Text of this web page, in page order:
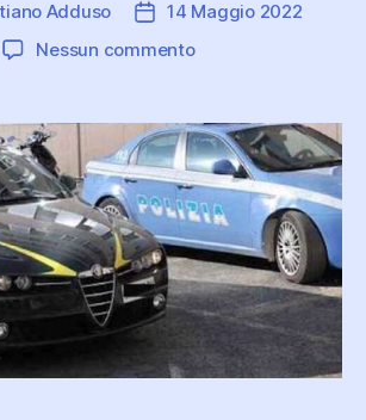
Adduso
Data
dell'articolo
14 Maggio 2022
Nessun commentosu
uomo
e
una
donna
per
furti
con
la
spaccata.
Denunciato